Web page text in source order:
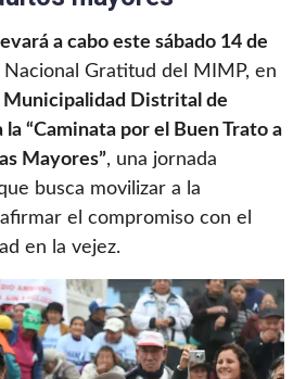
a cabo este sábado 14 de
Nacional Gratitud del MIMP, en
Municipalidad Distrital de
la “Caminata por el Buen Trato a
Mayores”, una jornada
busca movilizar a la
el compromiso con el
en la vejez.